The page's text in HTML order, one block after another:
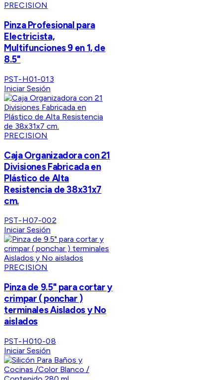
PRECISION
Pinza Profesional para
Electricista,
Multifunciones 9 en 1, de
8.5"
PST-H01-013
Iniciar Sesión
PRECISION
Caja Organizadora con 21
Divisiones Fabricada en
Plástico de Alta
Resistencia de 38x31x7
cm.
PST-H07-002
Iniciar Sesión
PRECISION
Pinza de 9.5" para cortar y
crimpar ( ponchar )
terminales Aislados y No
aislados
PST-H010-08
Iniciar Sesión